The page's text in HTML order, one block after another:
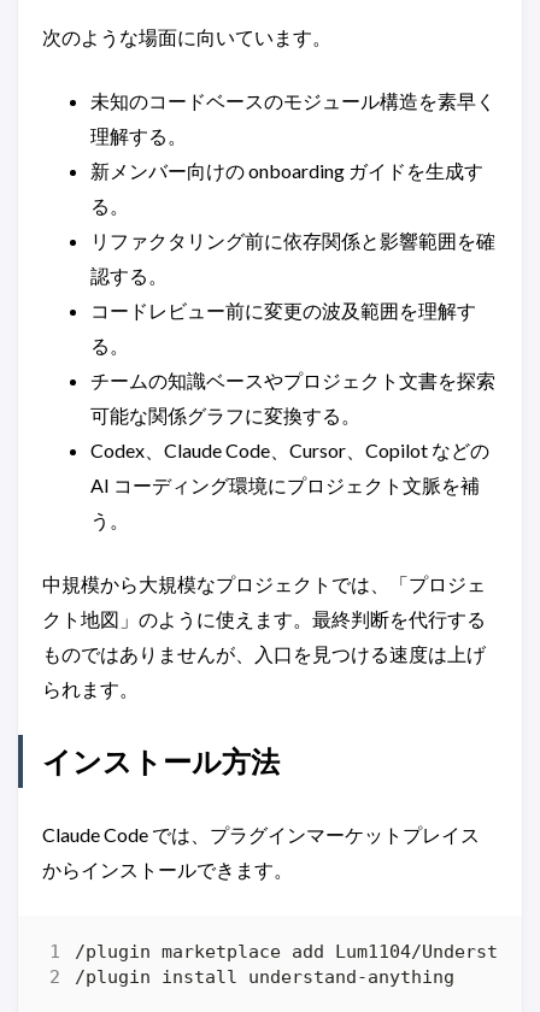
次のような場面に向いています。
未知のコードベースのモジュール構造を素早く
理解する。
新メンバー向けの onboarding ガイドを生成す
る。
リファクタリング前に依存関係と影響範囲を確
認する。
コードレビュー前に変更の波及範囲を理解す
る。
チームの知識ベースやプロジェクト文書を探索
可能な関係グラフに変換する。
Codex、Claude Code、Cursor、Copilot などの
AI コーディング環境にプロジェクト文脈を補
う。
中規模から大規模なプロジェクトでは、「プロジェ
クト地図」のように使えます。最終判断を代行する
ものではありませんが、入口を見つける速度は上げ
られます。
インストール方法
Claude Code では、プラグインマーケットプレイス
からインストールできます。